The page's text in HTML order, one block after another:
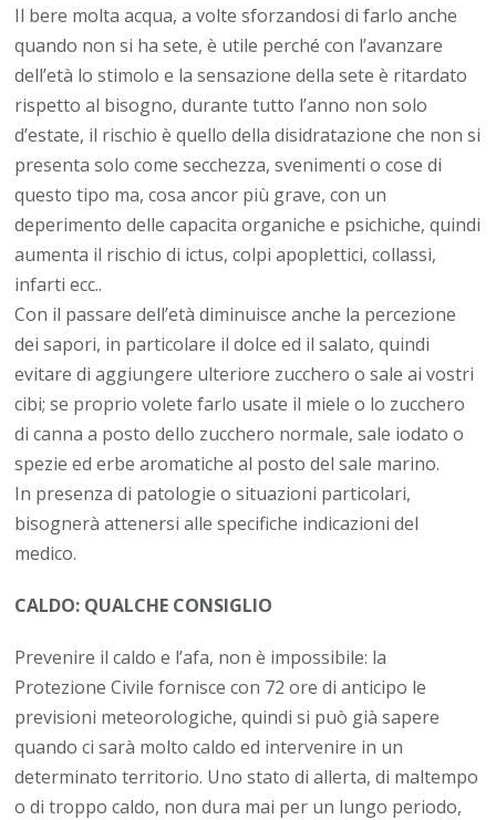
Il bere molta acqua, a volte sforzandosi di farlo anche
quando non si ha sete, è utile perché con l’avanzare
dell’età lo stimolo e la sensazione della sete è ritardato
rispetto al bisogno, durante tutto l’anno non solo
d’estate, il rischio è quello della disidratazione che non si
presenta solo come secchezza, svenimenti o cose di
questo tipo ma, cosa ancor più grave, con un
deperimento delle capacita organiche e psichiche, quindi
aumenta il rischio di ictus, colpi apoplettici, collassi,
infarti ecc..
Con il passare dell’età diminuisce anche la percezione
dei sapori, in particolare il dolce ed il salato, quindi
evitare di aggiungere ulteriore zucchero o sale ai vostri
cibi; se proprio volete farlo usate il miele o lo zucchero
di canna a posto dello zucchero normale, sale iodato o
spezie ed erbe aromatiche al posto del sale marino.
In presenza di patologie o situazioni particolari,
bisognerà attenersi alle specifiche indicazioni del
medico.
CALDO: QUALCHE CONSIGLIO
Prevenire il caldo e l’afa, non è impossibile: la
Protezione Civile fornisce con 72 ore di anticipo le
previsioni meteorologiche, quindi si può già sapere
quando ci sarà molto caldo ed intervenire in un
determinato territorio. Uno stato di allerta, di maltempo
o di troppo caldo, non dura mai per un lungo periodo,